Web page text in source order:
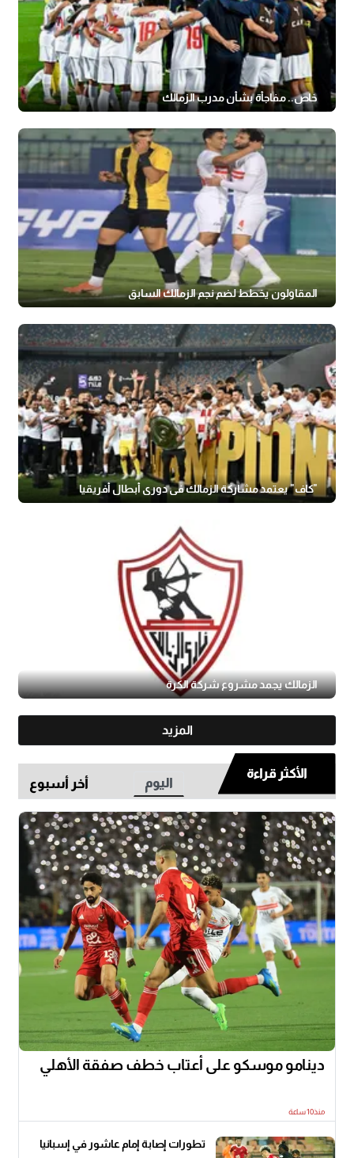
خاص.. مفاجأة بشأن مدرب الزمالك
المقاولون يخطط لضم نجم الزمالك السابق
"كاف" يعتمد مشاركة الزمالك في دوري أبطال أفريقيا
الزمالك يجمد مشروع شركة الكرة
المزيد
الأكثر قراءة
اليوم أخر أسبوع
دينامو موسكو على أعتاب خطف صفقة الأهلي
منذ10 ساعة
تطورات إصابة إمام عاشور في إسبانيا